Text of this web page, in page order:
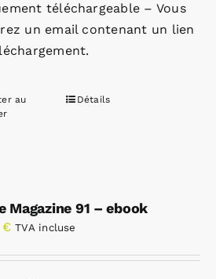
téléchargeable – Vous
un email contenant un lien
au
Détails
Magazine 91 – ebook
€ TVA incluse